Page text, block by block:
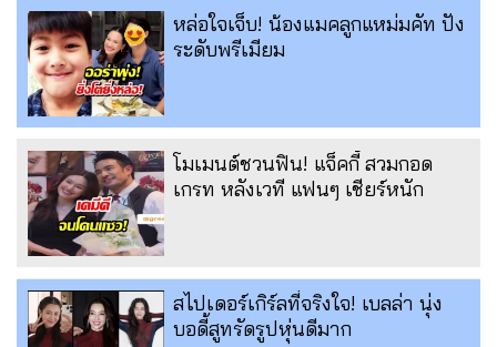
หล่อใจเจ็บ! น้องแมคลูกแหม่มคัท ปัง
ระดับพรีเมียม
โมเมนต์ชวนฟิน! แจ็คกี้ สวมกอด
เกรท หลังเวที แฟนๆ เชียร์หนัก
สไปเดอร์เกิร์ลที่จริงใจ! เบลล่า นุ่ง
บอดี้สูทรัดรูปหุ่นดีมาก